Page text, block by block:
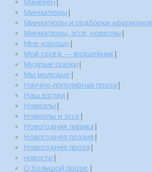
Миниатюры |
Миниатюры и подборки афоризмов
Миниатюры, эссе, новеллы |
Мне хорошо |
Мой сосед — волшебник|
Мудрые сказки |
Мы молодые |
Научно-популярная проза |
Наш взгляд |
Новеллы |
Новеллы и эссе |
Новогодняя лирика |
Новогодняя поэзия |
Новогодняя проза |
новости |
О большой прозе. |